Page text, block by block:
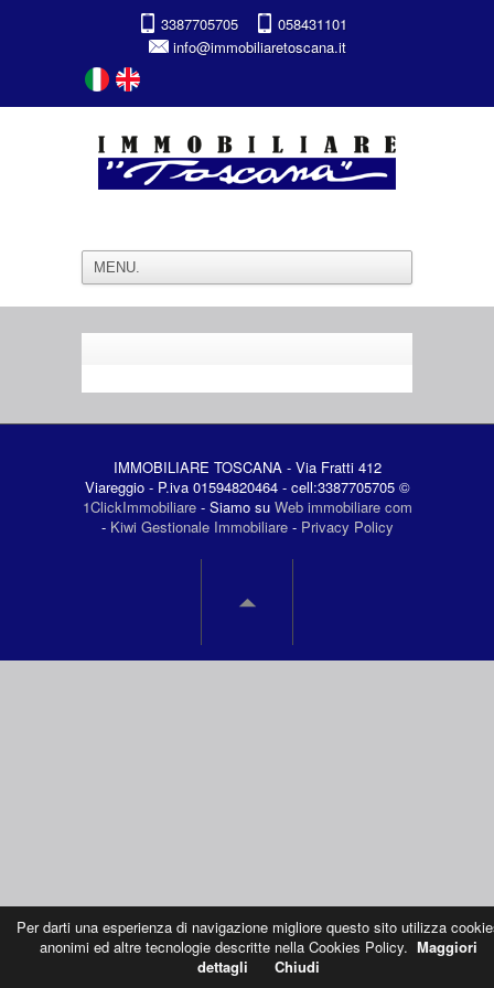
3387705705
058431101
info@immobiliaretoscana.it
IMMOBILIARE TOSCANA - Via Fratti 412
Viareggio - P.iva 01594820464 - cell:3387705705 ©
1ClickImmobiliare- Siamo su Web immobiliare com
- Kiwi Gestionale Immobiliare- Privacy Policy
Per darti una esperienza di navigazione migliore questo sito utilizza
anonimi ed altre tecnologie descritte nella Cookies Policy. Maggiori
dettagli
Chiudi